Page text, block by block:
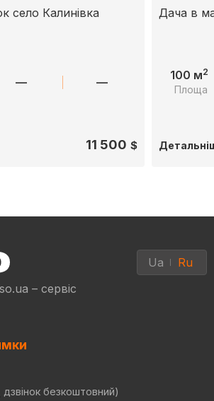
село Калинівка
— —
11 500 $
Дача в
100 м2
Площа
– сервіс
Ua Ru
безкоштовний)